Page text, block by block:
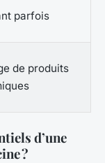
parfois
de produits
d’une
?